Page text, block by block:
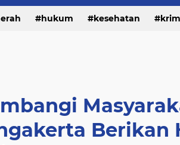
hukum kesehatan
Berikan